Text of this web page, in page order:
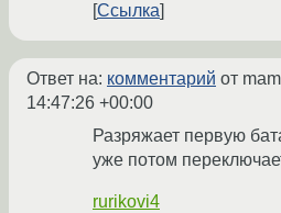
Ссылка
Ответ на: комментарий от
14:47:26 +00:00
Разряжает первую
уже потом
rurikovi4